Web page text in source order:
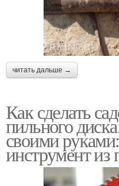
читать дальше →
Как сделать
пильного
своими
инструмент из